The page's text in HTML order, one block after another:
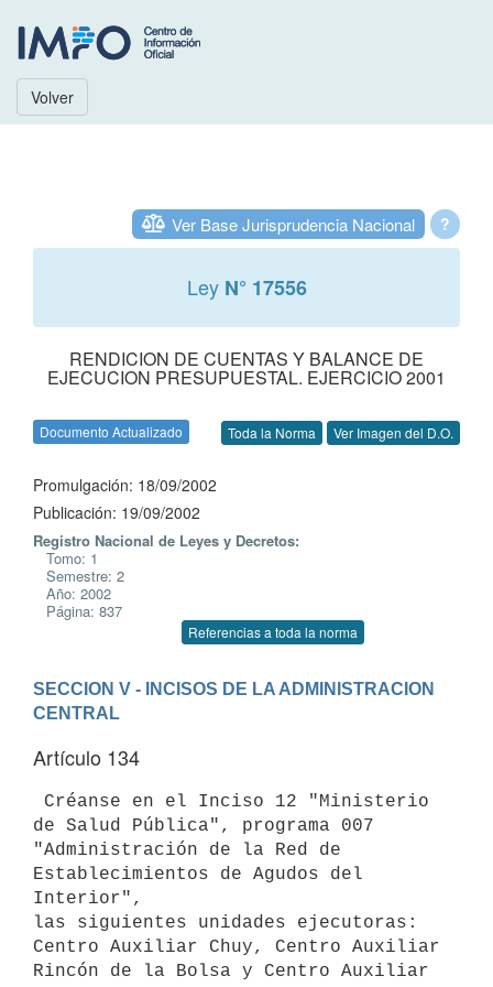
Volver
?
Ver Base Jurisprudencia Nacional
Ley N° 17556
RENDICION DE CUENTAS Y BALANCE DE
EJECUCION PRESUPUESTAL. EJERCICIO 2001
Documento Actualizado Toda la Norma Ver Imagen del D.O.
Promulgación: 18/09/2002
Publicación: 19/09/2002
Registro Nacional de Leyes y Decretos:
Tomo: 1
Semestre: 2
Año: 2002
Página: 837
Referencias a toda la norma
SECCION V - INCISOS DE LA ADMINISTRACION
CENTRAL
Artículo 134
de Salud Pública", programa 007
"Administración de la Red de
Establecimientos de Agudos del
Interior",
las siguientes unidades ejecutoras:
Centro Auxiliar Chuy, Centro Auxiliar
Rincón de la Bolsa y Centro Auxiliar